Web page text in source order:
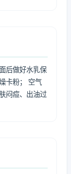
后做好水乳保
卡粉； 空气
闷痘、出油过